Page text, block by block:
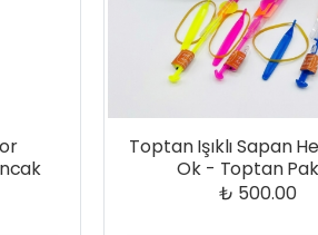
Toptan Işıklı Sapan
Ok - Toptan
₺ 500.00